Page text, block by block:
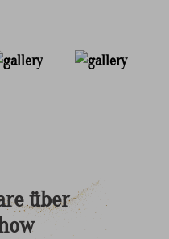
über